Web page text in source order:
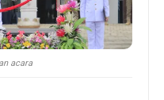
acara